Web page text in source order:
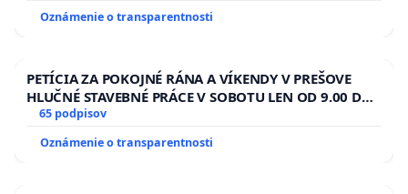
Oznámenie o transparentnosti
PETÍCIA ZA POKOJNÉ RÁNA A VÍKENDY V PREŠOVE
HLUČNÉ STAVEBNÉ PRÁCE V SOBOTU LEN OD 9.00 DO
13.00 HOD., CEZ PRACOVNÝ TÝŽDEŇ CIEĽ 8.00 – 18.00
HOD. A PRAVIDELNÁ KONTROLA STAVBY C-AREA NA
ĎUMBIERSKEJ/MAGU
65 podpisov
Oznámenie o transparentnosti